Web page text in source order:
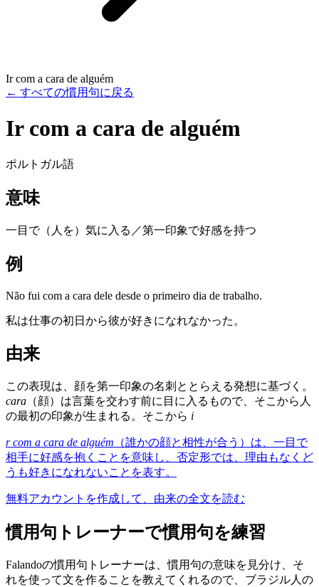
Ir com a cara de alguém
← すべての慣用句に戻る
Ir com a cara de alguém
ポルトガル語
意味
一目で（人を）気に入る／第一印象で好感を持つ
例
Não fui com a cara dele desde o primeiro dia de trabalho.
私は仕事の初日から彼が好きになれなかった。
由来
この表現は、顔を第一印象の名刺ととらえる発想に基づく。
cara （顔）は言葉を交わす前に目に入るもので、そこから人
の最初の印象が生まれる。そこから i
r com a cara de alguém （誰かの顔と相性が合う）は、一目で
相手に好感を抱くことを意味し、否定形では、理由もなくど
うも好きになれないことを表す。
無料アカウントを作成して、由来の全文を読む
慣用句トレーナーで慣用句を練習
Falandoの慣用句トレーナーは、慣用句の意味を見分け、そ
れを使って文を作ることを教えてくれるので、ブラジル人の